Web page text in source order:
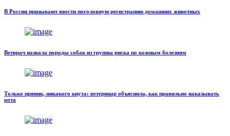
В России призывают ввести поголовную регистрацию домашних животных
Ветврач назвала породы собак из группы риска по кожным болезням
Только пряник, никакого кнута: ветеринар объяснила, как правильно наказывать
кота